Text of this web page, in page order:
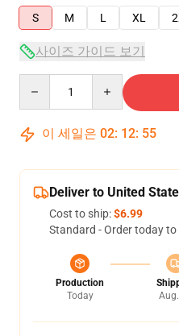
S
M L XL
사이즈 가이드 보기
이 세일은 02: 12: 54
Deliver to United
Cost to ship:$6.99
Standard - Order today to
Production
Today